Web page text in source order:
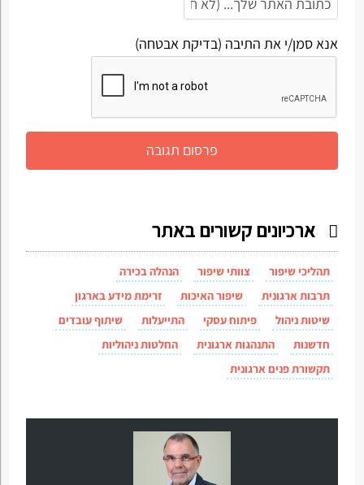
אנא סמן/י את התיבה (בדיקת אבטחה)
ארכיונים קשורים באתר
תהליכי שיפור צוותי שיפור
הנהלה בכירה
תרבות ארגונית
שיפור האיכות
זרימת מידע בארגון
שיטות ניהול
פיתוח עסקי התייעלות
שיתוף עובדים
חדשנות
התנהגות ארגונית
החלטות ניהוליות
תקשורת פנים ארגונית